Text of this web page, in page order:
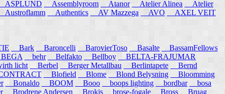
ASPLUND Assemblyroom Atanor Atelier Alinea
Atelier
Austroflamm Authentics AV Mazzega AVO
AXEL VEIT
Bark Baroncelli BarovierToso Basalte
BassamFellows
behr Belfakto Bellboy
BELTA-FRAJUMAR
licht Berbel Berger Metallbau Berlintapete
Bernd
Blofield Blome Blond Belysning
Bloomming
Bonaldo BOOM Booo boops lighting bordbar
bosa
Brodrene Andersen Brokis brose-fogale Bross Bruag